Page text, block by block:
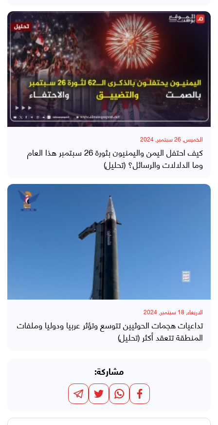
الخميس, 26 سبتمبر, 2024
كيف احتفل اليمن واليمنيون بثورة 26 سبتمبر هذا العام
وما الدلالات والرسائل؟ (تحليل)
الاربعاء, 18 سبتمبر, 2024
تداعيات هجمات الحوثيين تتوسع وتؤثر عربيا ودوليا وملفات
المنطقة تتعقد أكثر (تحليل)
مشاركة: